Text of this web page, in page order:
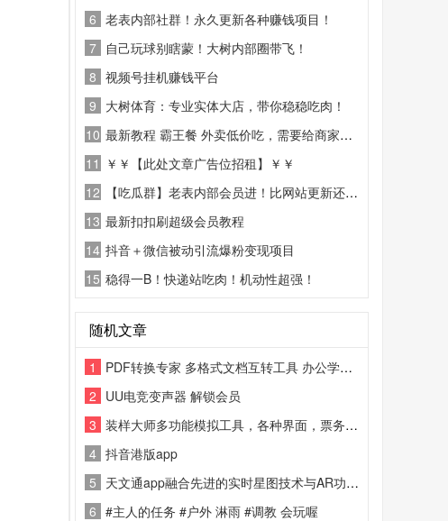
6 老表内部社群！永久更新各种赚钱项目！
7 自己玩球别瞎蒙！大树内部圈带飞！
8 视频号挂机赚钱平台
9 大树体育：专业实体大店，带你稳稳吃肉！
10 最新教程 霸王餐 外卖低价吃，需要给商家好评
11 ￥￥【此处文章广告位招租】￥￥
12
【吃瓜群】老表内部会员进！比网站更新还精彩！
13 最新扣扣刷超级会员教程
14 抖音＋微信被动引流爆粉变现项目
15 稳得一B！快递站吃肉！机动性超强！
随机文章
1
PDF转换专家 多格式文档互转工具 办公学习全能助手[顶!]
2 UU电竞变声器 解锁会员
3 装样大师多功能模拟工具，各种界面，票务、购物等多种场景模拟，界面简洁，操作简单，带来丰富的趣味体验。
4 抖音港版app
5 天文通app融合先进的实时星图技术与AR功能，为您提供全方位的天文观测体验
6 #主人的任务 #户外 淋雨 #调教 会玩喔